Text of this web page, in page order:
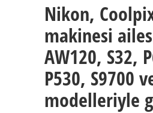
Nikon,
makinesi
AW120, S32,
P530, S9700
modelleriyle